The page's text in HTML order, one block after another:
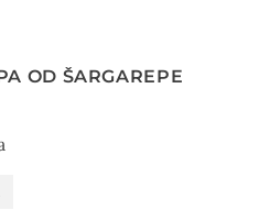
OD ŠARGAREPE